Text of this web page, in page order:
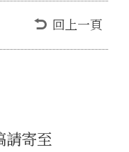
回上一頁
請寄至